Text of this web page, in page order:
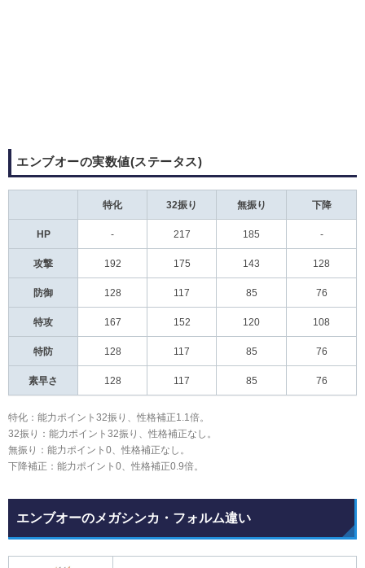
エンブオーの実数値(ステータス)
特化 32振り 無振り 下降
HP - 217 185 -
攻撃 192 175 143 128
防御 128 117 85 76
特攻 167 152 120 108
特防 128 117 85 76
素早さ 128 117 85 76
特化：能力ポイント32振り、性格補正1.1倍。
32振り：能力ポイント32振り、性格補正なし。
無振り：能力ポイント0、性格補正なし。
下降補正：能力ポイント0、性格補正0.9倍。
エンブオーのメガシンカ・フォルム違い